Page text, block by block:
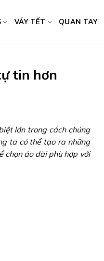
VÁY TẾT QUAN TAY
tin hơn
lớn trong cách chúng
ta có thể tạo ra những
áo dài phù hợp với